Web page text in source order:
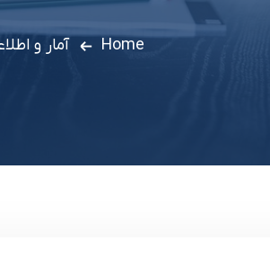
Home آمار و